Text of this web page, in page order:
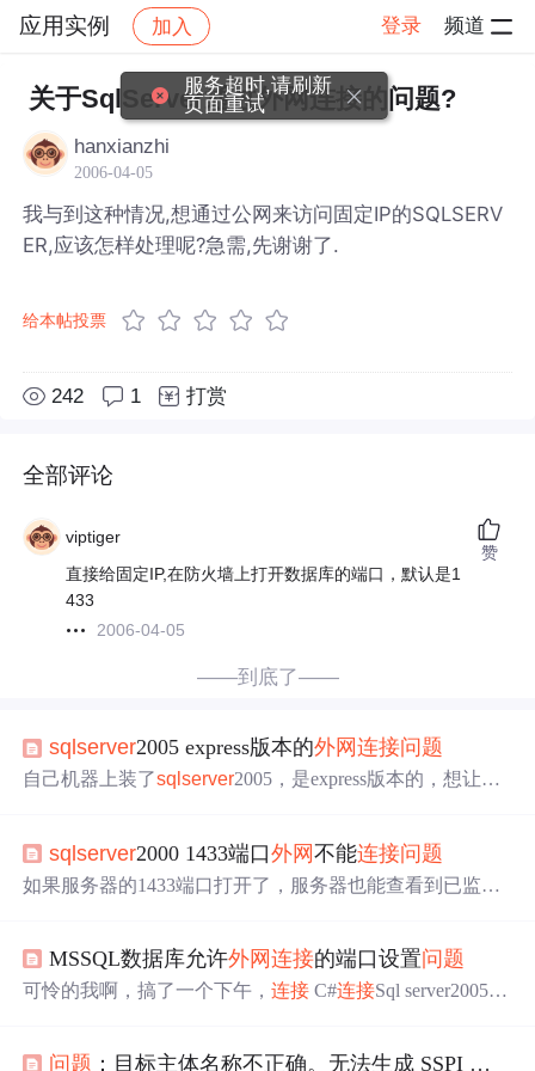
应用实例 加入 登录 频道
社区 应用实例 帖子详情
关于SqlServer通过外网连接的问题?
hanxianzhi
2006-04-05
我与到这种情况,想通过公网来访问固定IP的SQLSERV
ER,应该怎样处理呢?急需,先谢谢了.
给本帖投票
242 1 打赏
全部评论
viptiger
直接给固定IP,在防火墙上打开数据库的端口，默认是1
433
2006-04-05
赞
——到底了——
sqlserver2005 express版本的外网连接问题
自己机器上装了sqlserver2005，是express版本的，想让外
版本也可以让外网连的。 打开sqlserver的远程 连接
允许tcp/ip，如图： 在sqlserver
configuration manager里，
sqlserver2000 1433端口外网不能连接问题
如果服务器的1433端口打开了，服务器也能查看到已监听
MSSQL数据库允许外网连接的端口设置问题
可怜的我啊，搞了一个下午，连接 C#连接Sql server2005,
载我，我转载你。当然，我也喜欢转载。。。。，哈哈哈
问题 ：目标主体名称不正确。无法生成 SSPI 上下文。
服务超时,请刷新
页面重试